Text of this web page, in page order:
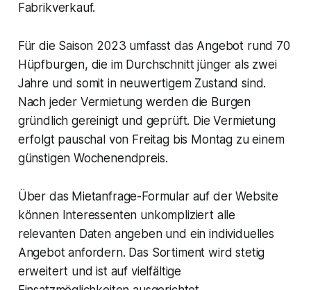
Fabrikverkauf.
Für die Saison 2023 umfasst das Angebot rund 70
Hüpfburgen, die im Durchschnitt jünger als zwei
Jahre und somit in neuwertigem Zustand sind.
Nach jeder Vermietung werden die Burgen
gründlich gereinigt und geprüft. Die Vermietung
erfolgt pauschal von Freitag bis Montag zu einem
günstigen Wochenendpreis.
Über das Mietanfrage-Formular auf der Website
können Interessenten unkompliziert alle
relevanten Daten angeben und ein individuelles
Angebot anfordern. Das Sortiment wird stetig
erweitert und ist auf vielfältige